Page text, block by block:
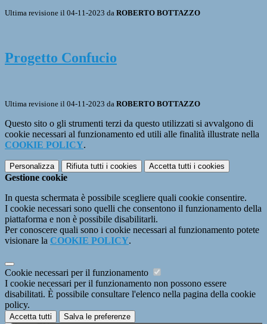
Ultima revisione il 04-11-2023 da ROBERTO BOTTAZZO
Progetto Confucio
Ultima revisione il 04-11-2023 da ROBERTO BOTTAZZO
Questo sito o gli strumenti terzi da questo utilizzati si avvalgono di
cookie necessari al funzionamento ed utili alle finalità illustrate nella
COOKIE POLICY.
Personalizza Rifiuta tutti i cookies Accetta tutti i cookies
Gestione cookie
In questa schermata è possibile scegliere quali cookie consentire.
I cookie necessari sono quelli che consentono il funzionamento della
piattaforma e non è possibile disabilitarli.
Per conoscere quali sono i cookie necessari al funzionamento potete
visionare la COOKIE POLICY.
Cookie necessari per il funzionamento
I cookie necessari per il funzionamento non possono essere
disabilitati. È possibile consultare l'elenco nella pagina della cookie
policy.
Accetta tutti Salva le preferenze